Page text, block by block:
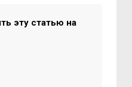
эту статью на